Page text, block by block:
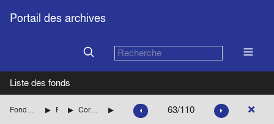
Portail des archives
Liste des fonds
Fonds Jean Monnet : rédaction des Mémoires Préparation des mémoires Correspondances avec l’équipe du Professeur Duroselle Idem. 63/110